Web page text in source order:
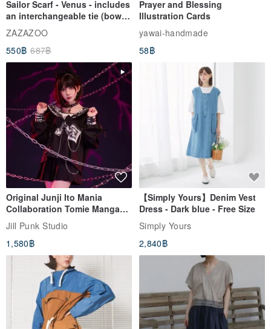
Sailor Scarf - Venus - includes
an interchangeable tie (bowtie
or sailor tie)
ZAZAZOO
550฿ 687฿
Prayer and Blessing
Illustration Cards
yawai-handmade
58฿
Original Junji Ito Mania
Collaboration Tomie Manga
Print Long-Sleeve Bow Tie
Sailor Uniform Jacket JJIT28
Jill Punk Studio
1,580฿
【Simply Yours】Denim Vest
Dress - Dark blue - Free Size
Simply Yours
2,840฿